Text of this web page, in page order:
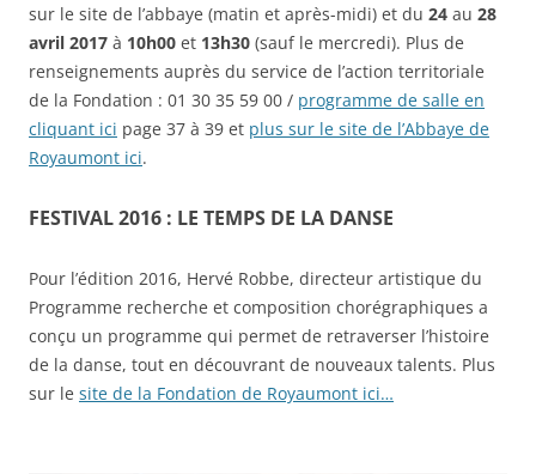
sur le site de l’abbaye (matin et après-midi) et du 24 au 28
avril 2017 à 10h00 et 13h30 (sauf le mercredi). Plus de
renseignements auprès du service de l’action territoriale
de la Fondation : 01 30 35 59 00 / programme de salle en
cliquant ici page 37 à 39 et plus sur le site de l’Abbaye de
Royaumont ici.
FESTIVAL 2016 : LE TEMPS DE LA DANSE
Pour l’édition 2016, Hervé Robbe, directeur artistique du
Programme recherche et composition chorégraphiques a
conçu un programme qui permet de retraverser l’histoire
de la danse, tout en découvrant de nouveaux talents. Plus
sur le site de la Fondation de Royaumont ici…